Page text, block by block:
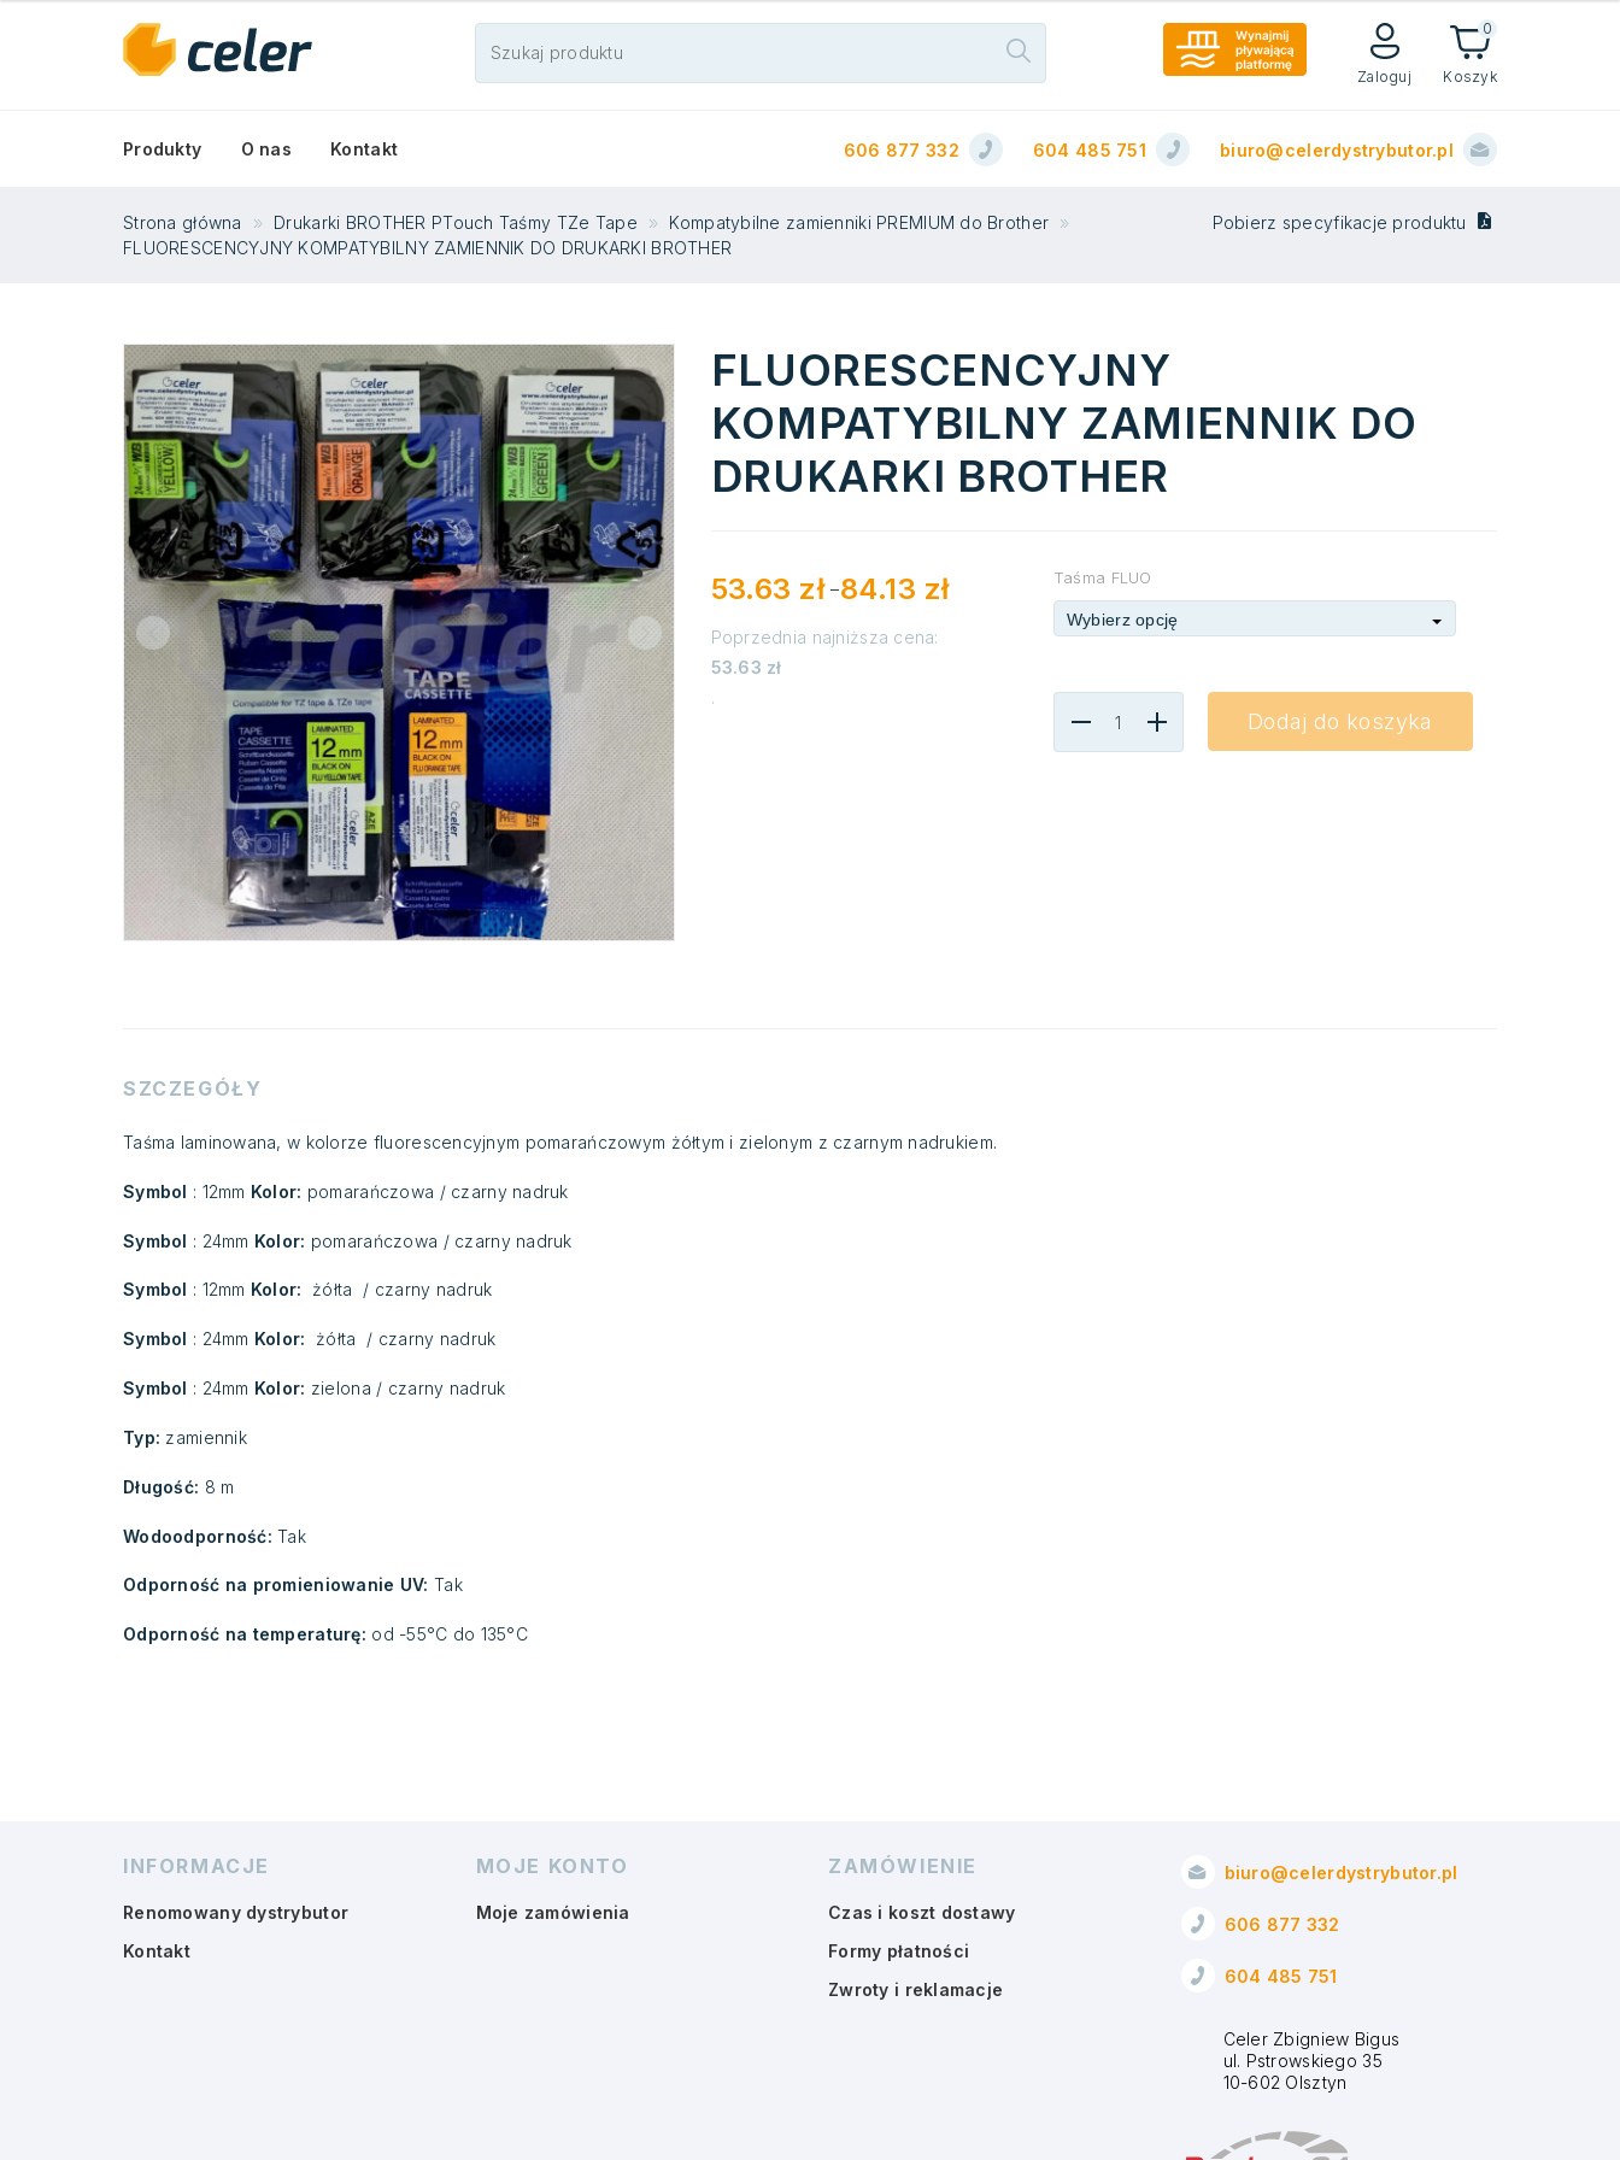
Zaloguj Koszyk
0
Produkty O nas Kontakt 606 877 332 604 485 751 biuro@celerdystrybutor.pl
Strona główna Drukarki BROTHER PTouch Taśmy TZe Tape
Kompatybilne zamienniki PREMIUM do Brother
FLUORESCENCYJNY KOMPATYBILNY ZAMIENNIK DO DRUKARKI BROTHER
Pobierz specyfikacje produktu
FLUORESCENCYJNY
KOMPATYBILNY ZAMIENNIK DO
DRUKARKI BROTHER
53.63 zł –84.13 zł
Zakres
od
Poprzednia najniższa cena:
53.63 zł
.
Taśma FLUO
Wybierz opcję
Dodaj do koszyka
SZCZEGÓŁY
Taśma laminowana, w kolorze fluorescencyjnym pomarańczowym żółtym i zielonym z czarnym nadrukiem.
Symbol : 12mm Kolor: pomarańczowa / czarny nadruk
Symbol : 24mm Kolor: pomarańczowa / czarny nadruk
Symbol : 12mm Kolor: żółta / czarny nadruk
Symbol : 24mm Kolor: żółta / czarny nadruk
Symbol : 24mm Kolor: zielona / czarny nadruk
Typ: zamiennik
Długość: 8 m
Wodoodporność: Tak
Odporność na promieniowanie UV: Tak
Odporność na temperaturę: od -55°C do 135°C
INFORMACJE
Renomowany dystrybutor
Kontakt
MOJE KONTO
Moje zamówienia
ZAMÓWIENIE
Czas i koszt dostawy
Formy płatności
Zwroty i reklamacje
biuro@celerdystrybutor.pl
606 877 332
604 485 751
Celer Zbigniew Bigus
ul. Pstrowskiego 35
10-602 Olsztyn
do
84.13 zł